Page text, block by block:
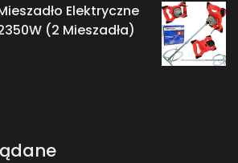
Elektryczne
(2 Mieszadła)